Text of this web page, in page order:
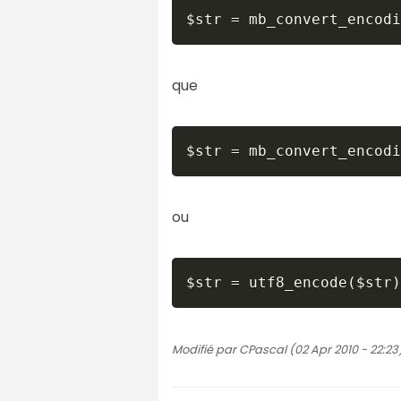
que
ou
Modifié par CPascal (02 Apr 2010 -